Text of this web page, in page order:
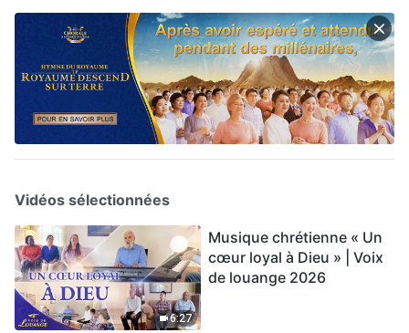
Vidéos sélectionnées
6:27
Musique chrétienne « Un
cœur loyal à Dieu » | Voix
de louange 2026